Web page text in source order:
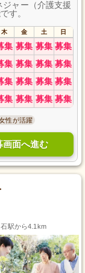
ャー（介護支援
す。
木 金 土 日
集 募集 募集 募集
集 募集 募集 募集
集 募集 募集 募集
集 募集 募集 募集
性が活躍
画面へ進む
駅から4.1km